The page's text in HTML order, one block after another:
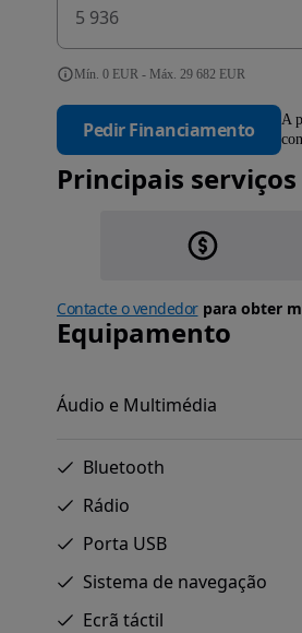
Mín. 0 EUR - Máx. 29 682 EUR
Pedir Financiamento
A
Principais
Contacte o vendedorpara obter
Equipamento
Áudio e Multimédia
Bluetooth
Rádio
Porta USB
Sistema de navegação
Ecrã táctil